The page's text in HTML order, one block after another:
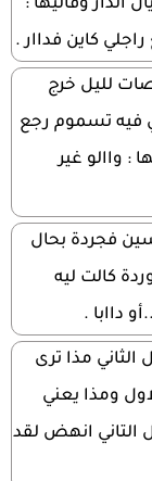
الدار وقاليها :
كاين فداار .
لليل خرج
فيه تسموم رجع
: واالو غير
فجردة بحال
كالت ليه
داابا .
مذا ترى
ومذا يعني
التاني انهض لقد